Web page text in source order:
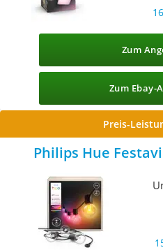
Zum
Zum Ebay-
Preis-
Philips Hue